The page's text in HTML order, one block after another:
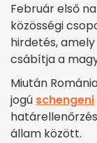
Február első
közösségi
hirdetés,
csábítja a
Miután
jogú schengeni
állam között.